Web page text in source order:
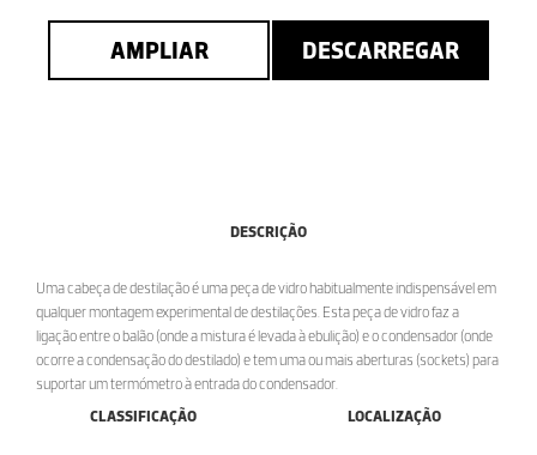
AMPLIAR DESCARREGAR
DESCRIÇÃO
Uma cabeça de destilação é uma peça de vidro habitualmente indispensável em
qualquer montagem experimental de destilações. Esta peça de vidro faz a
ligação entre o balão (onde a mistura é levada à ebulição) e o condensador (onde
ocorre a condensação do destilado) e tem uma ou mais aberturas (sockets) para
suportar um termómetro à entrada do condensador.
CLASSIFICAÇÃO
LOCALIZAÇÃO